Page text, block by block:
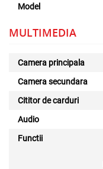
Model
MULTIMEDIA
Camera principala
Camera secundara
Cititor de carduri
Audio
Functii